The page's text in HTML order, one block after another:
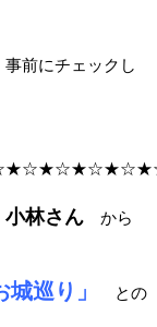
前にチェックし
林さんから
城巡り」
との